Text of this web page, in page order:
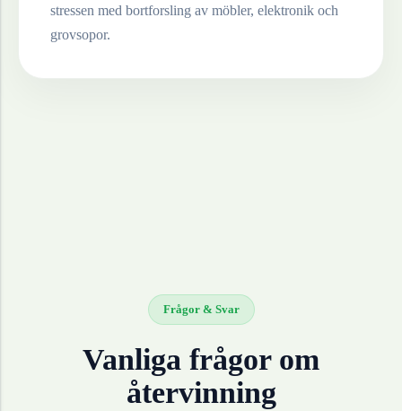
stressen med bortforsling av möbler, elektronik och
grovsopor.
Frågor & Svar
Vanliga frågor om
återvinning